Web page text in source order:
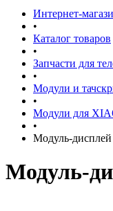
Интернет-
•
Каталог товаров
•
Запчасти для
•
Модули и
•
Модули для
•
Модуль-
Модуль-